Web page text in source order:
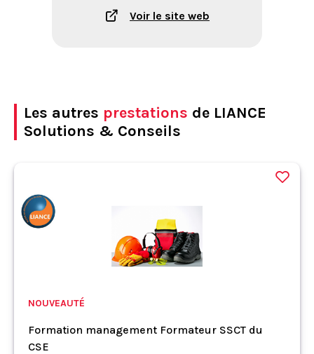
Voir le site web
Les autres prestations de LIANCE
Solutions & Conseils
NOUVEAUTÉ
Formation management Formateur SSCT du
CSE